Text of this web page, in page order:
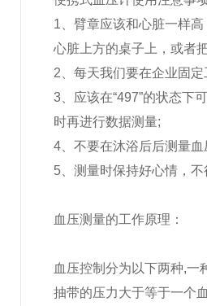
1、臂章应该和心脏一样
心脏上方的桌子上，或者
2、每天我们要在企业固
3、应该在“497”的状态下
时再进行数据测量;
4、不要在沐浴后后测量
5、测量时保持好心情，不
血压测量的工作原理：
血压控制分为以下两种,一
抽带的压力大于等于一个